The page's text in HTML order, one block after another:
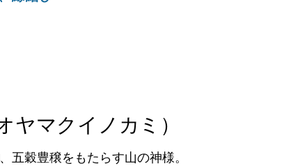
ヤマクイノカミ）
五穀豊穣をもたらす山の神様。